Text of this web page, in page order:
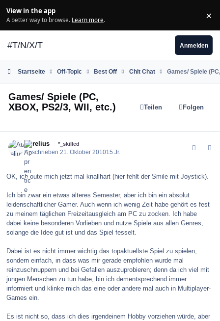
View in the app
A better way to browse. Learn more. ×
#T/N/X/T Anmelden
Startseite Off-Topic Best Off Chit Chat Games/ Spiele
Games/ Spiele (PC,
XBOX, PS2/3, WII, etc.)
Teilen Folgen
Aurelius *_skilled
Geschrieben21. Oktober 201015 Jr.
OK, ich oute mich jetzt mal knallhart (hier fehlt der Smile mit Joystick).
Ich bin zwar ein etwas älteres Semester, aber ich bin ein absolut
leidenschaftlicher Gamer. Auch wenn ich wenig Zeit habe gehört es fest
zu meinem täglichen Freizeitausgleich am PC zu zocken. Ich habe
dabei keine besonderen Vorlieben und nutze Spiele aus allen Genres,
solange die Idee gut ist und das Spiel fesselt.
Dabei ist es nicht immer wichtig das topaktuellste Spiel zu spielen,
sondern einfach, in dass was mir gerade empfohlen wurde mal
reinzuschnuppern und bei Gefallen auszuprobieren; denn da ich viel mit
jungen Menschen zu tun habe, bin ich dementsprechend immer
informiert und klinke mich das eine oder andere mal auch in Multiplayer-
Games ein.
Es ist nicht so, dass ich dies irgendeinem Hobby vorziehen würde, aber